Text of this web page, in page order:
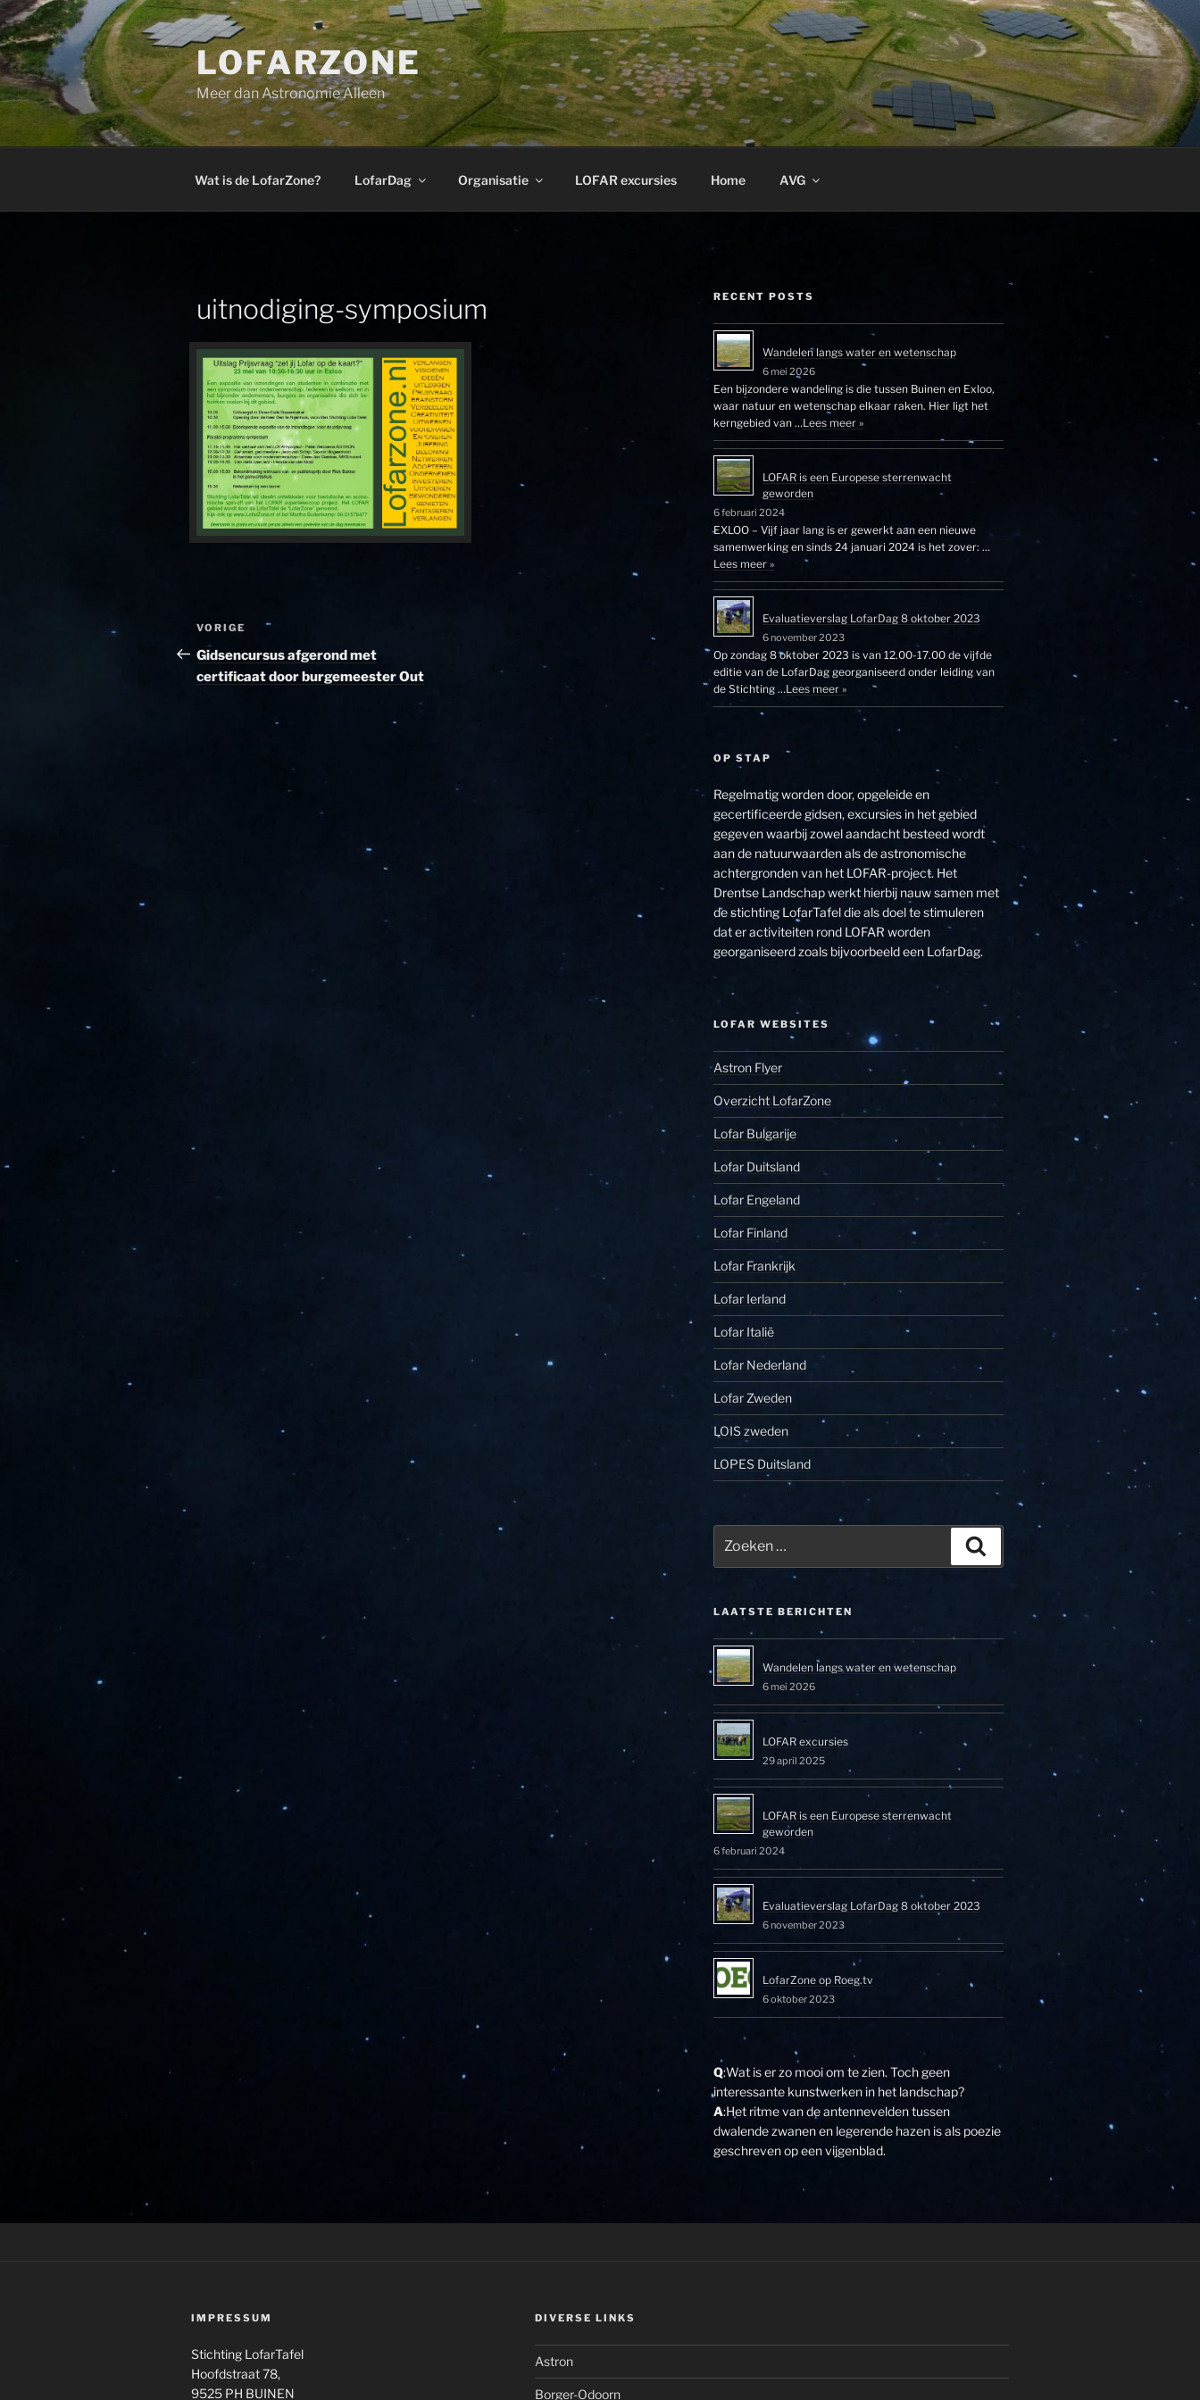
Ga
naar
de
inhoud
LOFARZONE
Meer dan Astronomie Alleen
Wat is de LofarZone? LofarDag Organisatie LOFAR excursies Home AVG
uitnodiging-symposium
Bericht
navigatie
Vorig
bericht
VORIGE
Gidsencursus afgerond met
certificaat door burgemeester Out
RECENT POSTS
Wandelen langs water en wetenschap
6 mei 2026
Een bijzondere wandeling is die tussen Buinen en Exloo,
waar natuur en wetenschap elkaar raken. Hier ligt het
kerngebied van …Lees meer »
LOFAR is een Europese sterrenwacht
geworden
6 februari 2024
EXLOO – Vijf jaar lang is er gewerkt aan een nieuwe
samenwerking en sinds 24 januari 2024 is het zover: …
Lees meer »
Evaluatieverslag LofarDag 8 oktober 2023
6 november 2023
Op zondag 8 oktober 2023 is van 12.00-17.00 de vijfde
editie van de LofarDag georganiseerd onder leiding van
de Stichting …Lees meer »
OP STAP
Regelmatig worden door, opgeleide en
gecertificeerde gidsen, excursies in het gebied
gegeven waarbij zowel aandacht besteed wordt
aan de natuurwaarden als de astronomische
achtergronden van het LOFAR-project. Het
Drentse Landschap werkt hierbij nauw samen met
de stichting LofarTafel die als doel te stimuleren
dat er activiteiten rond LOFAR worden
georganiseerd zoals bijvoorbeeld een LofarDag.
LOFAR WEBSITES
Astron Flyer
Overzicht LofarZone
Lofar Bulgarije
Lofar Duitsland
Lofar Engeland
Lofar Finland
Lofar Frankrijk
Lofar Ierland
Lofar Italië
Lofar Nederland
Lofar Zweden
LOIS zweden
LOPES Duitsland
naar:
LAATSTE BERICHTEN
Wandelen langs water en wetenschap
6 mei 2026
LOFAR excursies
29 april 2025
LOFAR is een Europese sterrenwacht
geworden
6 februari 2024
Evaluatieverslag LofarDag 8 oktober 2023
6 november 2023
LofarZone op Roeg.tv
6 oktober 2023
Q:Wat is er zo mooi om te zien. Toch geen
interessante kunstwerken in het landschap?
A:Het ritme van de antennevelden tussen
dwalende zwanen en legerende hazen is als poezie
geschreven op een vijgenblad.
IMPRESSUM
Stichting LofarTafel
Hoofdstraat 78,
9525 PH BUINEN
DIVERSE LINKS
Astron
Borger-Odoorn